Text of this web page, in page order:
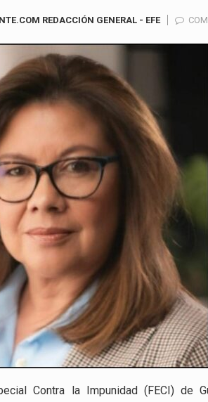
REDACCIÓN GENERAL - EFE
Contra la Impunidad (FECI) de